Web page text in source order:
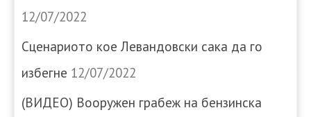
12/07/2022
Сценариото кое Левандовски сака да го
избегне 12/07/2022
(ВИДЕО) Вооружен грабеж на бензинска